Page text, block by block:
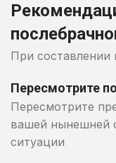
При составлении
Пересмотрите
Пересмотрите
вашей нынешней
ситуации